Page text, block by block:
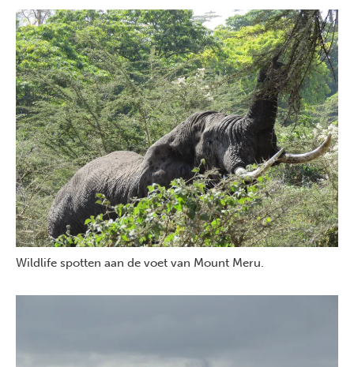
Wildlife spotten aan de voet van Mount Meru.